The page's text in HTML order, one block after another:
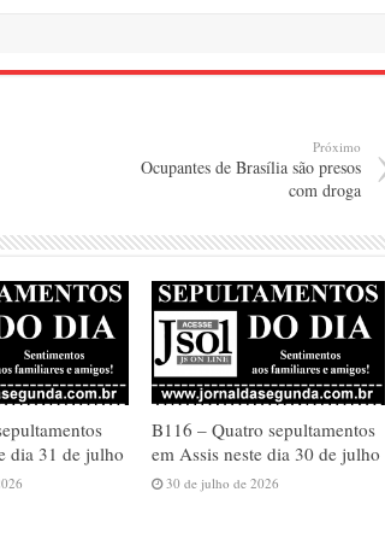
Próximo
Ocupantes de Brasília são presos
com droga
dia 31 de julho
B116 – Quatro sepultamentos
em Assis neste dia 30 de julho
30 de julho de 2026